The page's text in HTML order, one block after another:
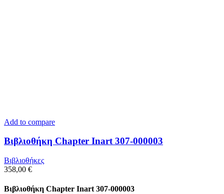
Add to compare
Βιβλιοθήκη Chapter Inart 307-000003
Βιβλιοθήκες
358,00 €
Βιβλιοθήκη Chapter Inart 307-000003